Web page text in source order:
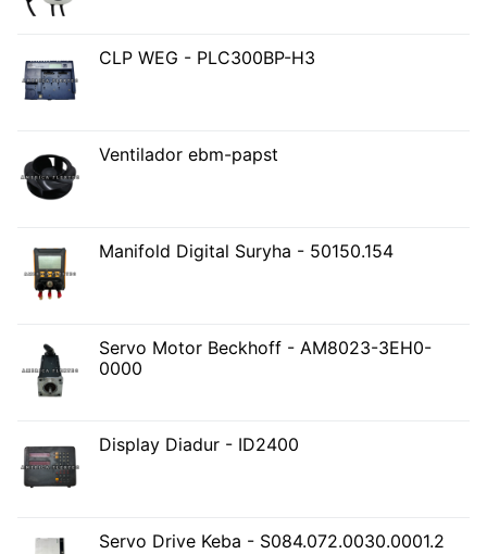
CLP WEG - PLC300BP-H3
Ventilador ebm-papst
Manifold Digital Suryha - 50150.154
Servo Motor Beckhoff - AM8023-3EH0-
0000
Display Diadur - ID2400
Servo Drive Keba - S084.072.0030.0001.2